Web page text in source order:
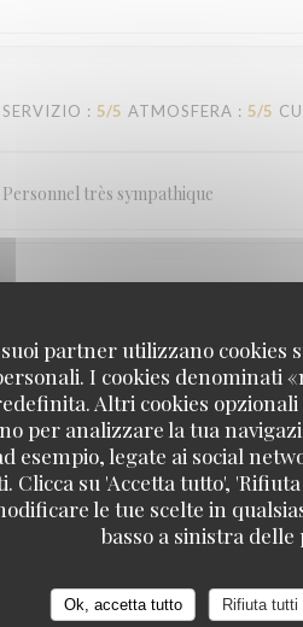
partner utilizzano cookies
I cookies denominati
Altri cookies
per analizzare la tua
esempio, legate ai social
Clicca su 'Accetta tutto',
le tue scelte in
basso a sinistra delle
Ok, accetta tutto Rifiuta tutti
SERVIZIO : 5/5 ATMOSFERA : 5/5
très sympathique
5/5 ATMOSFERA /5
SERVIZIO: 5/5 ATMOSFERA: 5/5